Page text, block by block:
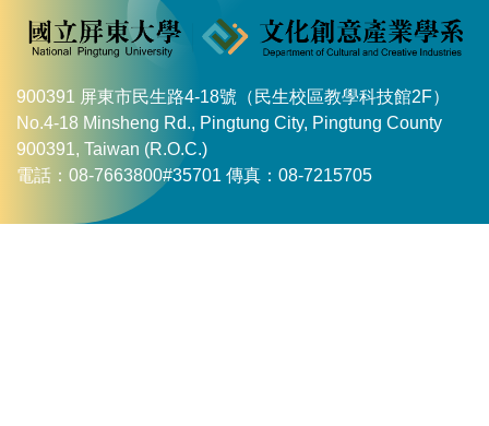
900391 屏東市民生路4-18號（民生校區教學科技館2F）
No.4-18 Minsheng Rd., Pingtung City, Pingtung County
900391, Taiwan (R.O.C.)
電話：08-7663800#35701 傳真：08-7215705